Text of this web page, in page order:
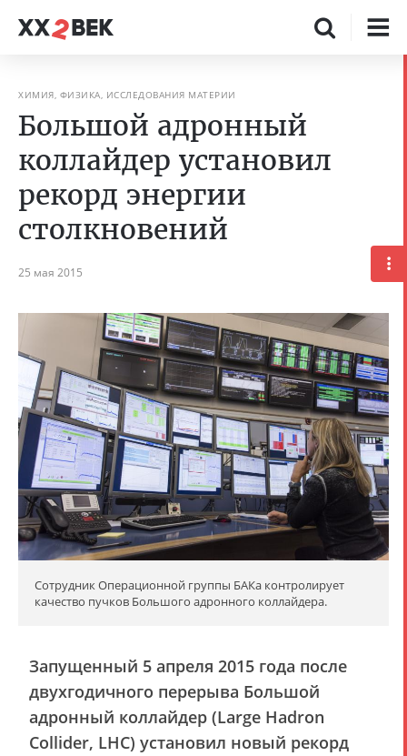
ХИМИЯ, ФИЗИКА, ИССЛЕДОВАНИЯ МАТЕРИИ
Большой адронный
коллайдер установил
рекорд энергии
столкновений
25 мая 2015
Сотрудник Операционной группы БАКа контролирует
качество пучков Большого адронного коллайдера.
Запущенный 5 апреля 2015 года после
двухгодичного перерыва Большой
адронный коллайдер (Large Hadron
Collider, LHC) установил новый рекорд